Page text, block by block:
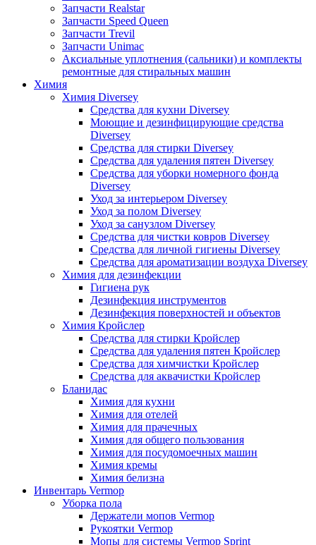
Запчасти Realstar
Запчасти Speed Queen
Запчасти Trevil
Запчасти Unimac
Аксиальные уплотнения (сальники) и комплекты
ремонтные для стиральных машин
Химия
Химия Diversey
Средства для кухни Diversey
Моющие и дезинфицирующие средства
Diversey
Средства для стирки Diversey
Средства для удаления пятен Diversey
Средства для уборки номерного фонда
Diversey
Уход за интерьером Diversey
Уход за полом Diversey
Уход за санузлом Diversey
Средства для чистки ковров Diversey
Средства для личной гигиены Diversey
Средства для ароматизации воздуха Diversey
Химия для дезинфекции
Гигиена рук
Дезинфекция инструментов
Дезинфекция поверхностей и объектов
Химия Кройслер
Средства для стирки Кройслер
Средства для удаления пятен Кройслер
Средства для химчистки Кройслер
Средства для аквачистки Кройслер
Бланидас
Химия для кухни
Химия для отелей
Химия для прачечных
Химия для общего пользования
Химия для посудомоечных машин
Химия кремы
Химия белизна
Инвентарь Vermop
Уборка пола
Держатели мопов Vermop
Рукоятки Vermop
Мопы для системы Vermop Sprint